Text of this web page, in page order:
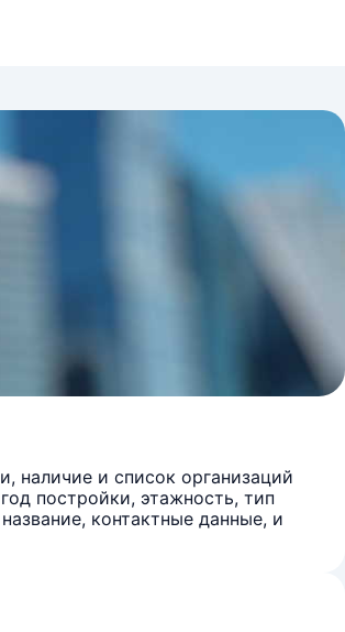
наличие и список организаций
постройки, этажность, тип
контактные данные, и